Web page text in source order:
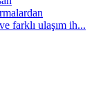
farklı ulaşım ih...